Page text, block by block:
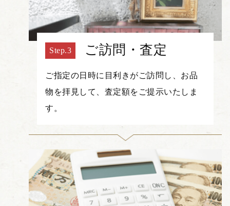
ご訪問・査定
ご指定の日時に目利きがご訪問し、お品
物を拝見して、査定額をご提示いたしま
す。